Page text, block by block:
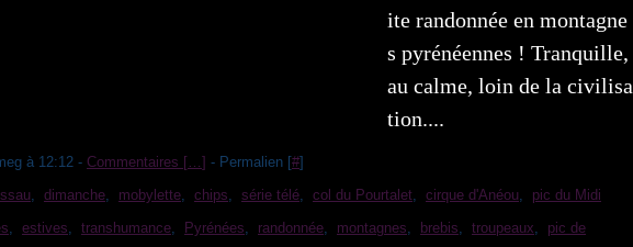
ite randonnée en montagne
s pyrénéennes ! Tranquille,
au calme, loin de la civilisa
tion....
à 12:12 - Commentaires […] - Permalien [#]
, dimanche, mobylette, chips, série télé, col du Pourtalet, cirque d'Anéou, pic du Midi
, estives, transhumance, Pyrénées, randonnée, montagnes, brebis, troupeaux, pic de